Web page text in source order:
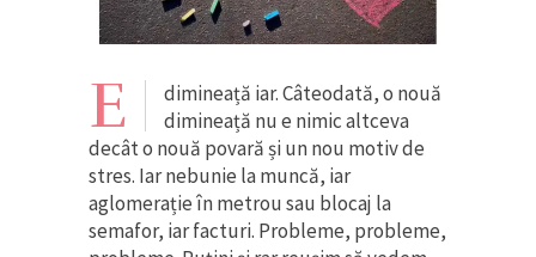
E
dimineață iar. Câteodată, o nouă
dimineață nu e nimic altceva
decât o nouă povară și un nou motiv de
stres. Iar nebunie la muncă, iar
aglomerație în metrou sau blocaj la
semafor, iar facturi. Probleme, probleme,